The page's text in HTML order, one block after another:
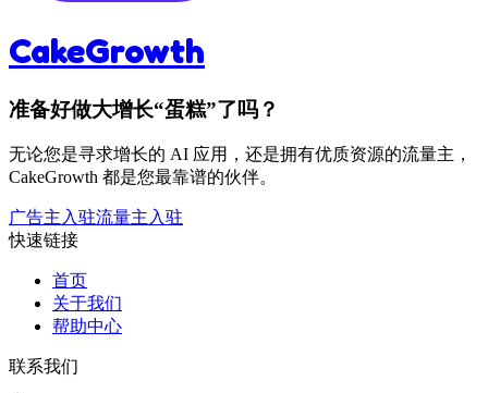
CakeGrowth
准备好做大增长“蛋糕”了吗？
无论您是寻求增长的 AI 应用，还是拥有优质资源的流量主，
CakeGrowth 都是您最靠谱的伙伴。
广告主入驻流量主入驻
快速链接
首页
关于我们
帮助中心
联系我们